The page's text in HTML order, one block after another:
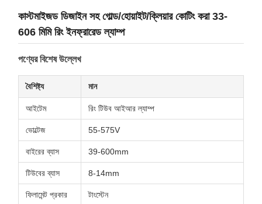
কাস্টমাইজড ডিজাইন সহ গোল্ড/হোয়াইট/ক্লিয়ার কোটিং করা 33-
606 মিমি রিং ইনফ্রারেড ল্যাম্প
পণ্যের বিশেষ উল্লেখ
বৈশিষ্ট্য মান
আইটেম রিং টিউব আইআর ল্যাম্প
ভোল্টেজ 55-575V
বাইরের ব্যাস 39-600mm
টিউবের ব্যাস 8-14mm
ফিলামেন্ট প্রকার টাংস্টেন